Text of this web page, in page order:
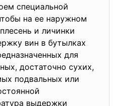
специальной
на ее наружном
и личинки
вин в бутылках
для
достаточно сухих,
подвальных или
выдержки